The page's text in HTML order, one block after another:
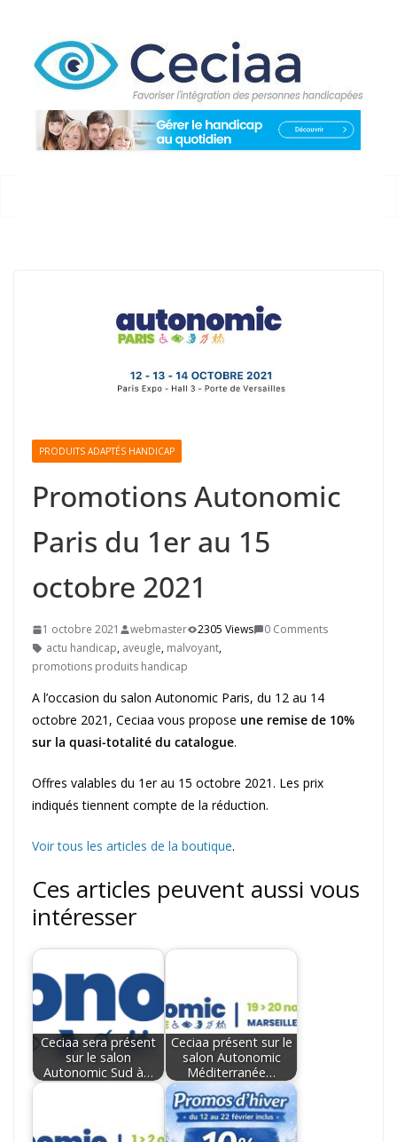
contenu
PRODUITS ADAPTÉS HANDICAP
Promotions Autonomic
Paris du 1er au 15
octobre 2021
1 octobre 2021 webmaster 2305 Views
0 Comments
actu handicap, aveugle, malvoyant,
promotions produits handicap
A l’occasion du salon Autonomic Paris, du 12 au 14
octobre 2021, Ceciaa vous propose une remise de 10%
sur la quasi-totalité du catalogue.
Offres valables du 1er au 15 octobre 2021. Les prix
indiqués tiennent compte de la réduction.
Voir tous les articles de la boutique.
Ces articles peuvent aussi vous
intéresser
Ceciaa sera présent
sur le salon
Autonomic Sud à…
Ceciaa présent sur le
salon Autonomic
Méditerranée…